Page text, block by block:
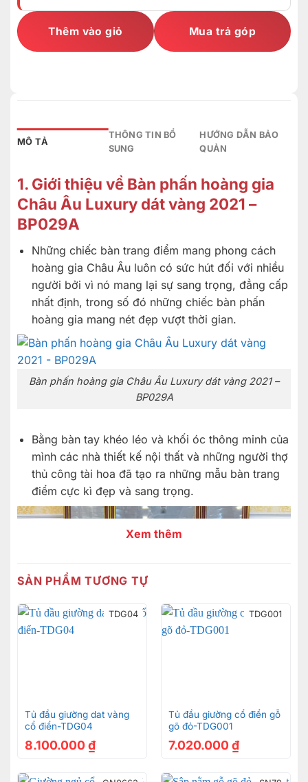
Thêm vào giỏ Mua trả góp
MÔ TẢ
THÔNG TIN BỔ
SUNG
HƯỚNG DẪN BẢO
QUẢN
1. Giới thiệu về Bàn phấn hoàng gia
Châu Âu Luxury dát vàng 2021 –
BP029A
Những chiếc bàn trang điểm mang phong cách
hoàng gia Châu Âu luôn có sức hút đối với nhiều
người bởi vì nó mang lại sự sang trọng, đẳng cấp
nhất định, trong số đó những chiếc bàn phấn
hoàng gia mang nét đẹp vượt thời gian.
Bàn phấn hoàng gia Châu Âu Luxury dát vàng 2021 –
BP029A
Bằng bàn tay khéo léo và khối óc thông minh của
mình các nhà thiết kế nội thất và những người thợ
thủ công tài hoa đã tạo ra những mẫu bàn trang
điểm cực kì đẹp và sang trọng.
Bàn phấn hoàng gia Châu Âu Luxury dát vàng 2021 –
BP029A
Xem thêm
SẢN PHẨM TƯƠNG TỰ
TDG04
Tủ đầu giường dat vàng
cổ điển-TDG04
8.100.000 ₫
TDG001
Tủ đầu giường cổ điển gỗ
gõ đỏ-TDG001
7.020.000 ₫